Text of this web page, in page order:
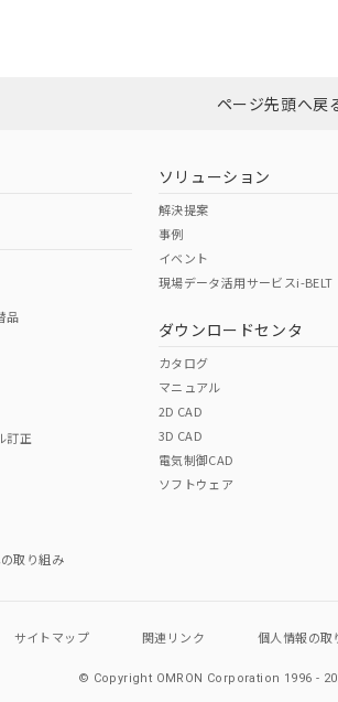
ダウンロードはこちら
Cr(VI)
在庫等で未対応品が混在する可能性がありま
問い合わせください。
ページ先頭へ戻
品
訂正
取り組み
ソリューション
解決提案
事例
イベント
現場データ活用サービスi-BELT
ダウンロードセンタ
カタログ
マニュアル
2D CAD
3D CAD
電気制御CAD
ソフトウェア
サイトマップ 関連リンク 個人情報の取
© Copyright OMRON Corporation 1996 -